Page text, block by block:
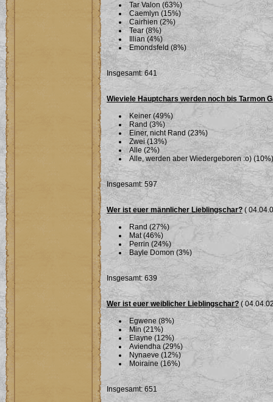
Tar Valon (63%)
Caemlyn (15%)
Cairhien (2%)
Tear (8%)
Illian (4%)
Emondsfeld (8%)
Insgesamt: 641
Wieviele Hauptchars werden noch bis Tarmon
Keiner (49%)
Rand (3%)
Einer, nicht Rand (23%)
Zwei (13%)
Alle (2%)
Alle, werden aber Wiedergeboren :o) (10%)
Insgesamt: 597
Wer ist euer männlicher Lieblingschar? (
Rand (27%)
Mat (46%)
Perrin (24%)
Bayle Domon (3%)
Insgesamt: 639
Wer ist euer weiblicher Lieblingschar?(
Egwene (8%)
Min (21%)
Elayne (12%)
Aviendha (29%)
Nynaeve (12%)
Moiraine (16%)
Insgesamt: 651